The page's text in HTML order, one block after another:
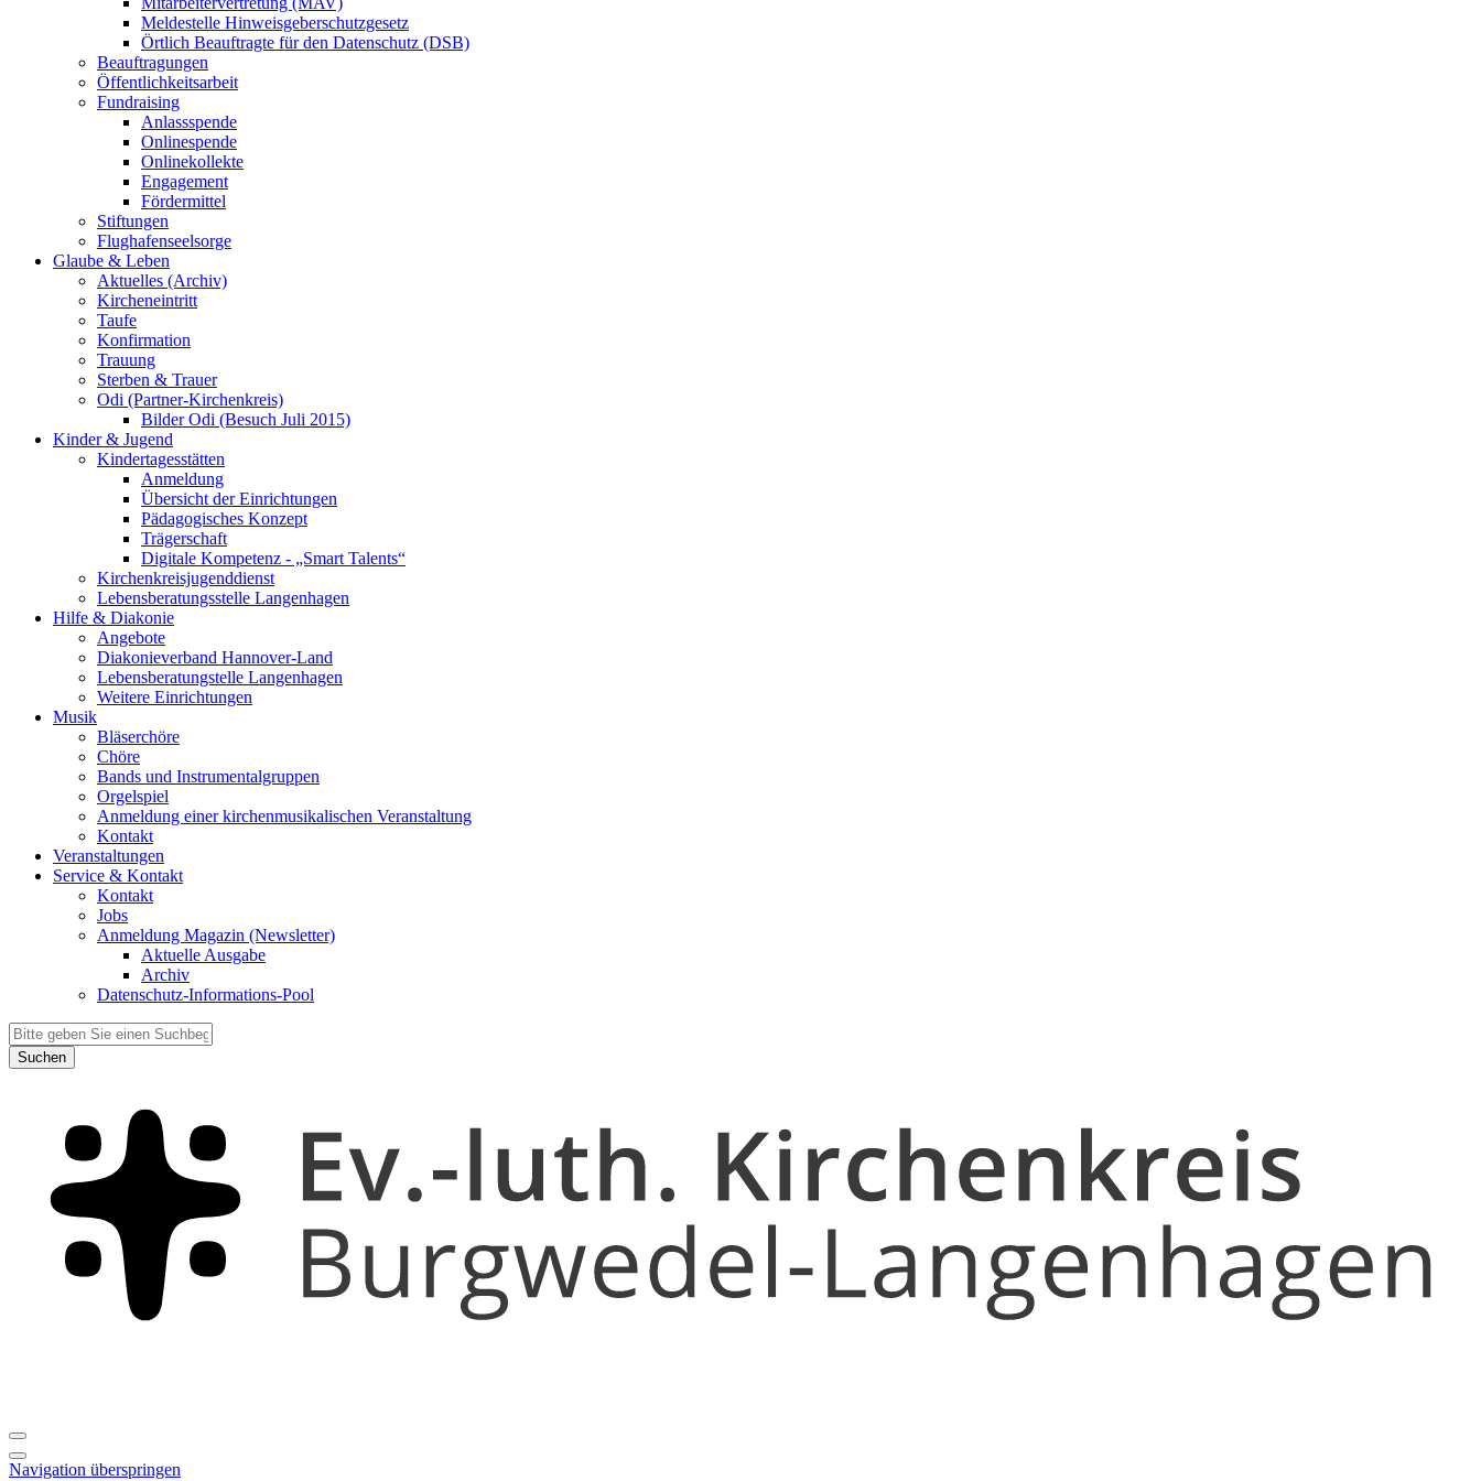
Meldestelle Hinweisgeberschutzgesetz
Örtlich Beauftragte für den Datenschutz (DSB)
Beauftragungen
Öffentlichkeitsarbeit
Fundraising
Anlassspende
Onlinespende
Onlinekollekte
Engagement
Fördermittel
Stiftungen
Flughafenseelsorge
Glaube & Leben
Aktuelles (Archiv)
Kircheneintritt
Taufe
Konfirmation
Trauung
Sterben & Trauer
Odi (Partner-Kirchenkreis)
Bilder Odi (Besuch Juli 2015)
Kinder & Jugend
Kindertagesstätten
Anmeldung
Übersicht der Einrichtungen
Pädagogisches Konzept
Trägerschaft
Digitale Kompetenz - „Smart Talents“
Kirchenkreisjugenddienst
Lebensberatungsstelle Langenhagen
Hilfe & Diakonie
Angebote
Diakonieverband Hannover-Land
Lebensberatungstelle Langenhagen
Weitere Einrichtungen
Musik
Bläserchöre
Chöre
Bands und Instrumentalgruppen
Orgelspiel
Anmeldung einer kirchenmusikalischen Veranstaltung
Kontakt
Veranstaltungen
Service & Kontakt
Kontakt
Jobs
Anmeldung Magazin (Newsletter)
Aktuelle Ausgabe
Archiv
Datenschutz-Informations-Pool
Suchen
Navigation überspringen